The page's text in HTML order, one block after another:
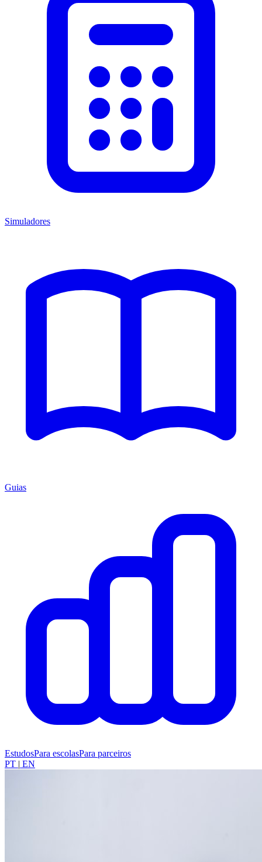
Simuladores
Guias
EstudosPara escolasPara parceiros
PT | EN